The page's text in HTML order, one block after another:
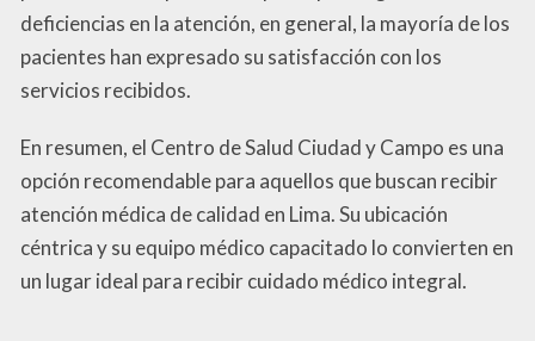
deficiencias en la atención, en general, la mayoría de los
pacientes han expresado su satisfacción con los
servicios recibidos.
En resumen, el Centro de Salud Ciudad y Campo es una
opción recomendable para aquellos que buscan recibir
atención médica de calidad en Lima. Su ubicación
céntrica y su equipo médico capacitado lo convierten en
un lugar ideal para recibir cuidado médico integral.